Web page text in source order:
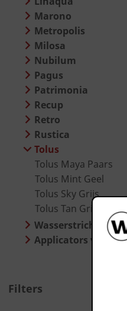
Marono
Metropolis
Milosa
Nubilum
Pagus
Patrimonia
Recup
Retro
Rustica
Tolus
Tolus Maya Paars
Tolus Mint Geel
Tolus Sky Grijs
Tolus Tan Grijs
Wasserstrich
Applicators voor
Filters